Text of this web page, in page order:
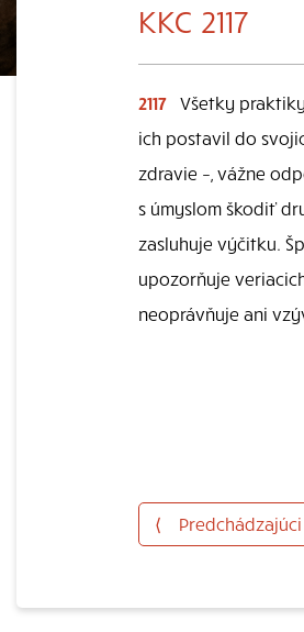
KKC 2117
2117 Všetky
ich postavil do
zdravie –, vážne
s úmyslom škodiť
zasluhuje výčitku.
upozorňuje
neoprávňuje ani
⟨ Predchádzajúci